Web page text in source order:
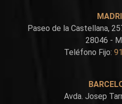
Paseo de la Castellana,
28046 -
Teléfono Fijo:
Avda. Josep